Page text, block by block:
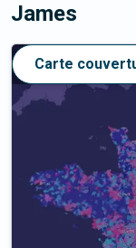
James
Carte